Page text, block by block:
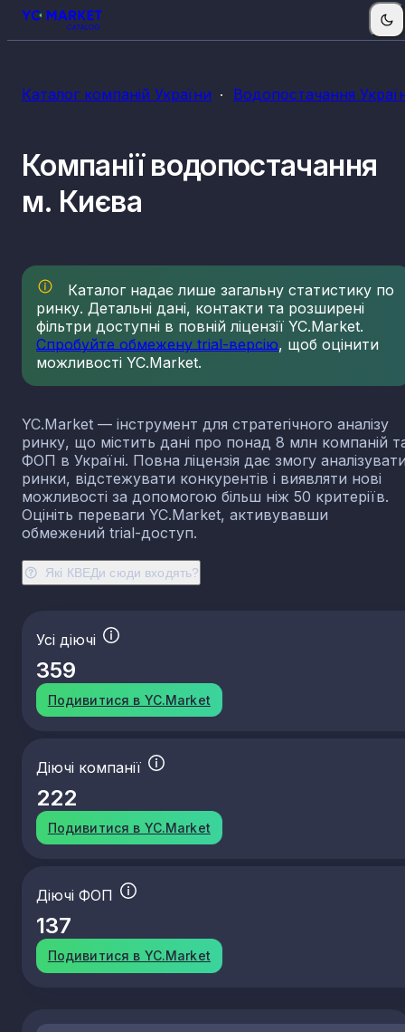
Каталог компаній України Водопостачання
Які КВЕДи сюди входять?
Компанії водопостачання
м. Києва
Каталог надає лише загальну статистику по
ринку. Детальні дані, контакти та розширені
фільтри доступні в повній ліцензії YC.Market.
Спробуйте обмежену trial-версію, щоб оцінити
можливості YC.Market.
YC.Market — інструмент для стратегічного аналізу
ринку, що містить дані про понад 8 млн компаній
ФОП в Україні. Повна ліцензія дає змогу
ринки, відстежувати конкурентів і виявляти нові
можливості за допомогою більш ніж 50 критеріїв.
Оцініть переваги YC.Market, активувавши
обмежений trial-доступ.
Усі діючі
359
Подивитися в YC.Market
Діючі компанії
222
Подивитися в YC.Market
Діючі ФОП
137
Подивитися в YC.Market
КВЕДи водопостачання